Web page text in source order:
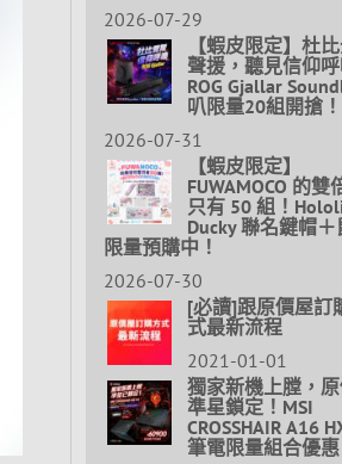
2026-07-29
【蝦皮限定】杜
聲援，聽見信仰呼
ROG Gjallar
叭限量20組開搶！
2026-07-31
【蝦皮限定】
FUWAMOCO 的雙
只有 50 組！
Ducky 聯名鍵帽＋
限量預購中！
2026-07-30
[必讀]跟原價屋訂
式最新流程
2021-01-01
獨家新機上膛，
準星鎖定！MSI
CROSSHAIR A16
筆電限量組合優惠